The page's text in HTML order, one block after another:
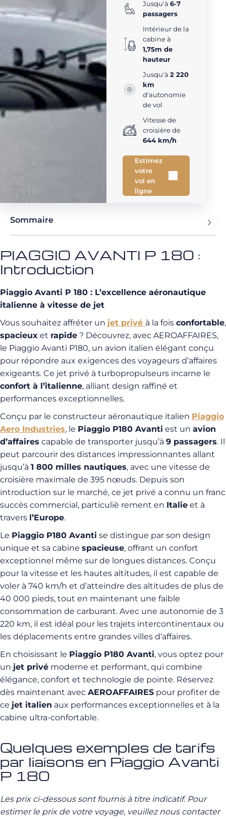
Jusqu'à 6-7
passagers
Intérieur de la
cabine à
1,75m de
hauteur
Jusqu'à 2 220
km
d'autonomie
de vol
Vitesse de
croisière de
644 km/h
Estimez
votre
vol en
ligne
Sommaire
PIAGGIO AVANTI P 180 :
Introduction
Piaggio Avanti P 180 : L’excellence aéronautique
italienne à vitesse de jet
Vous souhaitez affréter un jet privé à la fois confortable,
spacieux et rapide ? Découvrez, avec AEROAFFAIRES,
le Piaggio Avanti P180, un avion italien élégant conçu
pour répondre aux exigences des voyageurs d’affaires
exigeants. Ce jet privé à turbopropulseurs incarne le
confort à l’italienne, alliant design raffiné et
performances exceptionnelles.
Conçu par le constructeur aéronautique italien Piaggio
Aero Industries, le Piaggio P180 Avanti est un avion
d’affaires capable de transporter jusqu’à 9 passagers. Il
peut parcourir des distances impressionnantes allant
jusqu’à 1 800 milles nautiques, avec une vitesse de
croisière maximale de 395 nœuds. Depuis son
introduction sur le marché, ce jet privé a connu un franc
succès commercial, particuliè rement en Italie et à
travers l’Europe.
Le Piaggio P180 Avanti se distingue par son design
unique et sa cabine spacieuse, offrant un confort
exceptionnel même sur de longues distances. Conçu
pour la vitesse et les hautes altitudes, il est capable de
voler à 740 km/h et d’atteindre des altitudes de plus de
40 000 pieds, tout en maintenant une faible
consommation de carburant. Avec une autonomie de 3
220 km, il est idéal pour les trajets intercontinentaux ou
les déplacements entre grandes villes d’affaires.
En choisissant le Piaggio P180 Avanti, vous optez pour
un jet privé moderne et performant, qui combine
élégance, confort et technologie de pointe. Réservez
dès maintenant avec AEROAFFAIRES pour profiter de
ce jet italien aux performances exceptionnelles et à la
cabine ultra-confortable.
Quelques exemples de tarifs
par liaisons en Piaggio Avanti
P 180
Les prix ci-dessous sont fournis à titre indicatif. Pour
estimer le prix de votre voyage, veuillez nous contacter